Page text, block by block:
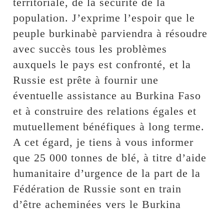
population. J’exprime l’espoir que le
peuple burkinabè parviendra à résoudre
avec succès tous les problèmes
auxquels le pays est confronté, et la
Russie est prête à fournir une
éventuelle assistance au Burkina Faso
et à construire des relations égales et
mutuellement bénéfiques à long terme.
A cet égard, je tiens à vous informer
que 25 000 tonnes de blé, à titre d’aide
humanitaire d’urgence de la part de la
Fédération de Russie sont en train
d’être acheminées vers le Burkina